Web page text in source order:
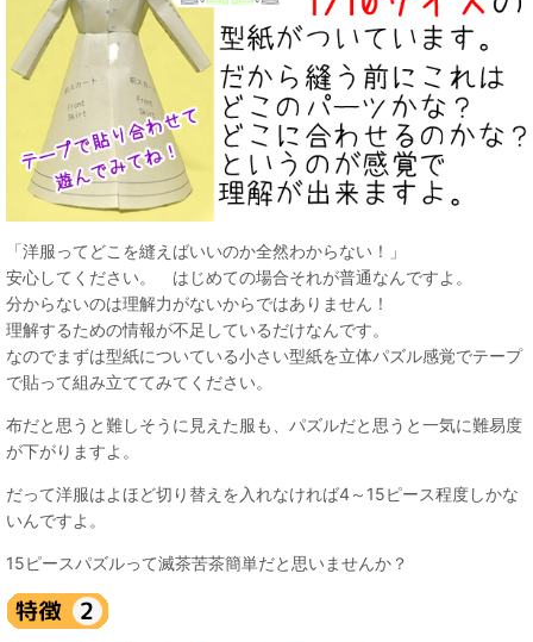
「洋服ってどこを縫えばいいのか全然わからない！」
安心してください。 はじめての場合それが普通なんですよ。
分からないのは理解力がないからではありません！
理解するための情報が不足しているだけなんです。
なのでまずは型紙についている小さい型紙を立体パズル感覚でテープ
で貼って組み立ててみてください。
布だと思うと難しそうに見えた服も、パズルだと思うと一気に難易度
が下がりますよ。
だって洋服はよほど切り替えを入れなければ4～15ピース程度しかな
いんですよ。
15ピースパズルって滅茶苦茶簡単だと思いませんか？